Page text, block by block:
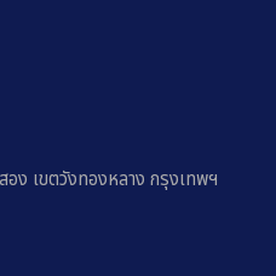
ง เขตวังทองหลาง กรุงเทพฯ